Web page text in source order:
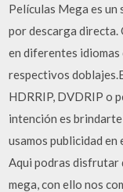
Películas Mega es
por descarga directa.
en diferentes idiomas
respectivos
HDRRIP, DVDRIP o
intención es
usamos publicidad
Aqui podras disfrutar
mega, con ello nos